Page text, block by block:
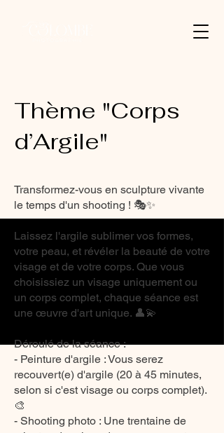
Thème "Corps
d’Argile"
Transformez-vous en sculpture vivante
le temps d'un shooting ! 🎭✨
Laissez l'argile sublimer vos formes,
votre peau, et révéler la beauté de votre
visage et de votre corps. Que vous
choisissiez un visage uniquement ou
un corps complet, chaque séance est
une œuvre d'art unique. 👤💫
Déroulé de la séance :
- Peinture d'argile : Vous serez
recouvert(e) d'argile (20 à 45 minutes,
selon si c'est visage ou corps complet).
🎨
- Shooting photo : Une trentaine de